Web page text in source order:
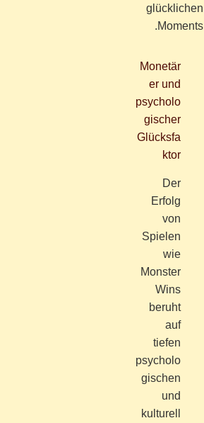
glücklichen
Moments.
Monetär
er und
psycholo
gischer
Glücksfa
ktor
Der
Erfolg
von
Spielen
wie
Monster
Wins
beruht
auf
tiefen
psycholo
gischen
und
kulturell